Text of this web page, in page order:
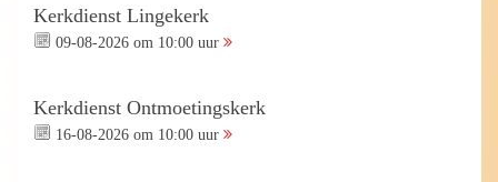
Kerkdienst Lingekerk
09-08-2026 om 10:00 uur
Kerkdienst Ontmoetingskerk
16-08-2026 om 10:00 uur